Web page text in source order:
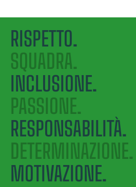
RISPETTO.
SQUADRA.
INCLUSIONE.
PASSIONE.
RESPONSABILITÀ.
DETERMINAZIONE.
MOTIVAZIONE.